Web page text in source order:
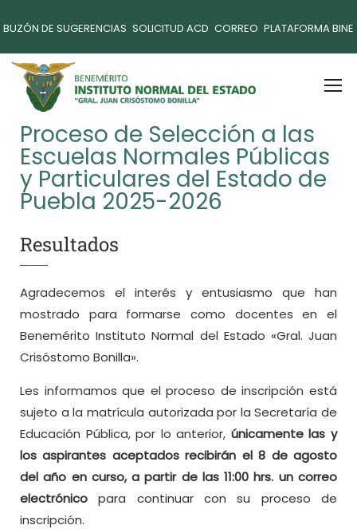
BUZÓN DE SUGERENCIAS SOLICITUD ACD CORREO PLATAFORMA BINE
Proceso de Selección a las
Escuelas Normales Públicas
y Particulares del Estado de
Puebla 2025-2026
Resultados
Agradecemos el interés y entusiasmo que han
mostrado para formarse como docentes en el
Benemérito Instituto Normal del Estado «Gral. Juan
Crisóstomo Bonilla».
Les informamos que el proceso de inscripción está
sujeto a la matrícula autorizada por la Secretaría de
Educación Pública, por lo anterior, únicamente las y
los aspirantes aceptados recibirán el 8 de agosto
del año en curso, a partir de las 11:00 hrs. un correo
electrónico para continuar con su proceso de
inscripción.